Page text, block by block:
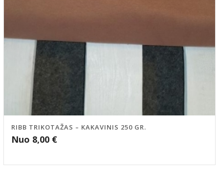
RIBB TRIKOTAŽAS – KAKAVINIS 250 GR.
Nuo 8,00 €